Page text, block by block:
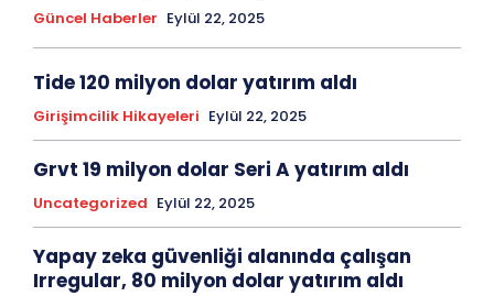
Güncel Haberler Eylül 22, 2025
Tide 120 milyon dolar yatırım aldı
Girişimcilik Hikayeleri Eylül 22, 2025
Grvt 19 milyon dolar Seri A yatırım aldı
Uncategorized Eylül 22, 2025
Yapay zeka güvenliği alanında çalışan
Irregular, 80 milyon dolar yatırım aldı